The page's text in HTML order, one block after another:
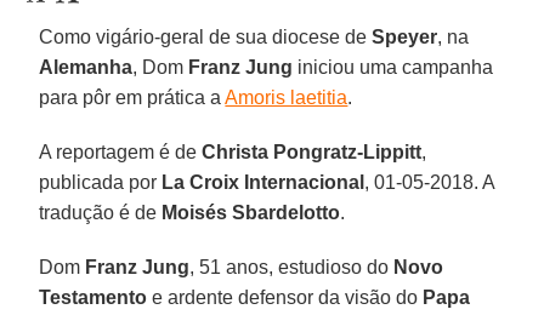
Como vigário-geral de sua diocese deSpeyer, na
Alemanha, Dom Franz Jung iniciou uma campanha
para pôr em prática aAmoris laetitia.
A reportagem é deChrista Pongratz-Lippitt,
publicada por La Croix Internacional , 01-05-2018. A
tradução é de Moisés Sbardelotto.
Dom Franz Jung, 51 anos, estudioso do Novo
Testamento e ardente defensor da visão do Papa